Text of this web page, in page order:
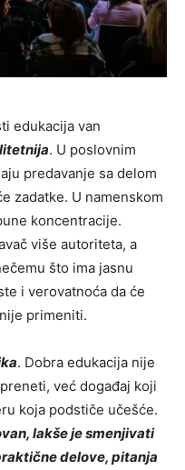
edukacija van
. U poslovnim
predavanje sa delom
zadatke. U namenskom
koncentracije.
više autoriteta, a
što ima jasnu
i verovatnoća da će
primeniti.
. Dobra edukacija nije
već događaj koji
koja podstiče učešće.
lakše je smenjivati
delove, pitanja